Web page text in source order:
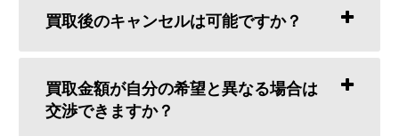
買取後のキャンセルは可能ですか？
買取金額が自分の希望と異なる場合は
交渉できますか？